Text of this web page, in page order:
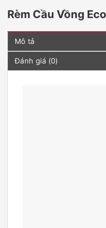
Rèm Cầu Vồng
Mô tả
Đánh giá (0)